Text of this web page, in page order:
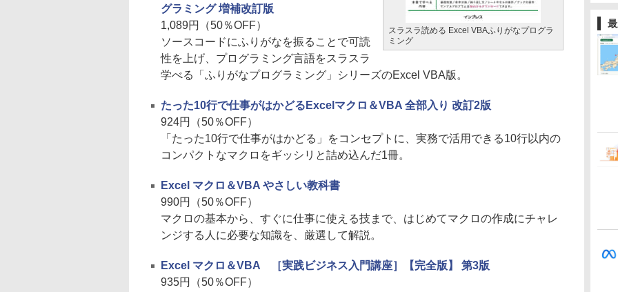
スラスラ読める Excel VBAふりがなプログラ
ミング
グラミング 増補改訂版
1,089円（50％OFF）
ソースコードにふりがなを振ることで可読
性を上げ、プログラミング言語をスラスラ
学べる「ふりがなプログラミング」シリーズのExcel VBA版。
たった10行で仕事がはかどるExcelマクロ＆VBA 全部入り 改訂2版
924円（50％OFF）
「たった10行で仕事がはかどる」をコンセプトに、実務で活用できる10行以内の
コンパクトなマクロをギッシリと詰め込んだ1冊。
Excel マクロ＆VBA やさしい教科書
990円（50％OFF）
マクロの基本から、すぐに仕事に使える技まで、はじめてマクロの作成にチャレ
ンジする人に必要な知識を、厳選して解説。
Excel マクロ＆VBA ［実践ビジネス入門講座］【完全版】 第3版
935円（50％OFF）